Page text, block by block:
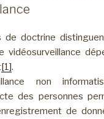
de doctrine
vidéosurveillance
[1].
non
des personnes
de